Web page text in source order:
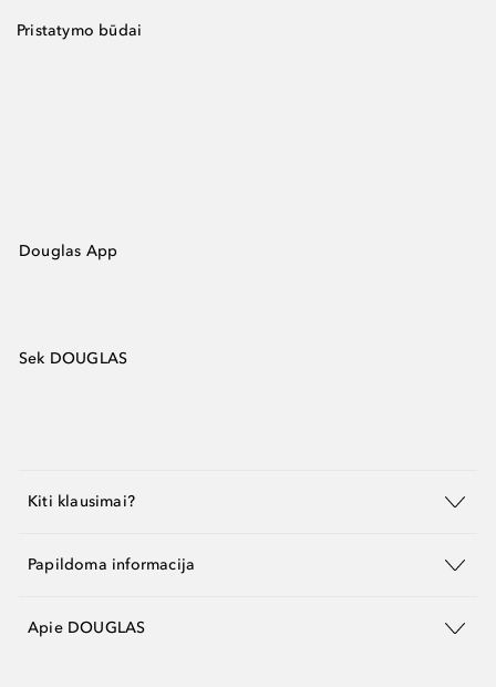
Pristatymo būdai
Douglas App
Sek DOUGLAS
Kiti klausimai?
Papildoma informacija
Apie DOUGLAS